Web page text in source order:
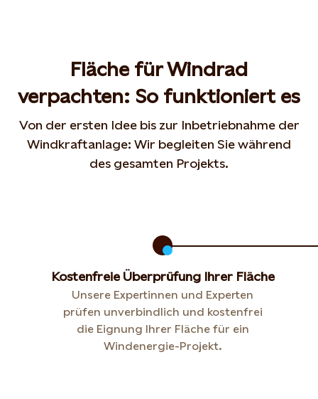
Fläche für Windrad
verpachten: So funktioniert es
Von der ersten Idee bis zur Inbetriebnahme der
Windkraftanlage: Wir begleiten Sie während
des gesamten Projekts.
Kostenfreie Überprüfung Ihrer Fläche
Unsere Expertinnen und Experten
prüfen unverbindlich und kostenfrei
die Eignung Ihrer Fläche für ein
Windenergie-Projekt.